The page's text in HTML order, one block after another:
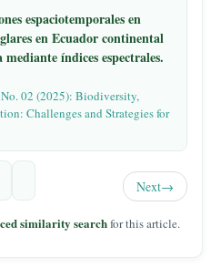
espaciotemporales en
en Ecuador continental
índices espectrales.
02 (2025): Biodiversity,
Challenges and Strategies for
Next→
similarity searchfor this article.